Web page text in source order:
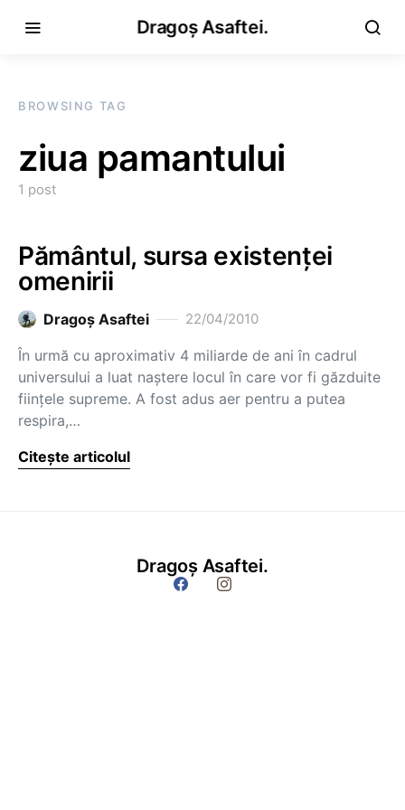
Dragoș Asaftei.
BROWSING TAG
ziua pamantului
1 post
Pământul, sursa existenţei
omenirii
Dragoş Asaftei 22/04/2010
În urmă cu aproximativ 4 miliarde de ani în cadrul
universului a luat naştere locul în care vor fi găzduite
fiinţele supreme. A fost adus aer pentru a putea
respira,…
Citește articolul
Dragoș Asaftei.